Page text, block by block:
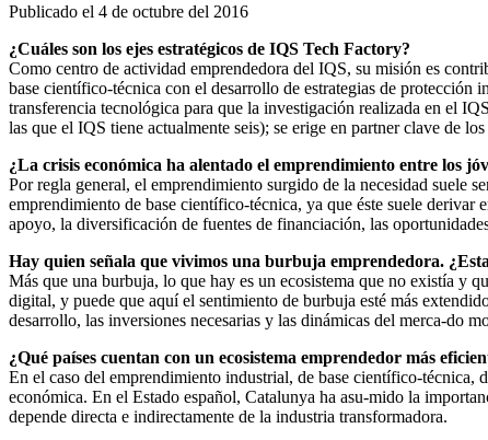
Publicado el 4 de octubre del 2016
¿Cuáles son los ejes estratégicos de IQS Tech Factory?
Como centro de actividad emprendedora del IQS, su misión es
base científico-técnica con el desarrollo de estrategias de
transferencia tecnológica para que la investigación realizada en el
las que el IQS tiene actualmente seis); se erige en partner clave de
¿La crisis económica ha alentado el emprendimiento entre los
Por regla general, el emprendimiento surgido de la necesidad suele
emprendimiento de base científico-técnica, ya que éste suele derivar
apoyo, la diversificación de fuentes de financiación, las
Hay quien señala que vivimos una burbuja emprendedora.
Más que una burbuja, lo que hay es un ecosistema que no existía y
digital, y puede que aquí el sentimiento de burbuja esté más
desarrollo, las inversiones necesarias y las dinámicas del merca-do
¿Qué países cuentan con un ecosistema emprendedor más
En el caso del emprendimiento industrial, de base científico-
económica. En el Estado español, Catalunya ha asu-mido la
depende directa e indirectamente de la industria transformadora.